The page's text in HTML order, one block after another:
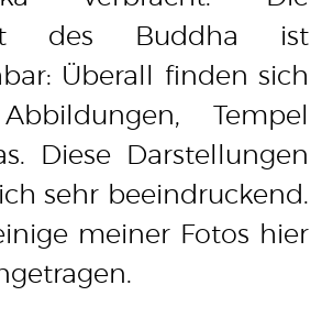
des Buddha ist
Überall finden sich
Tempel
Diese Darstellungen
sehr beeindruckend.
meiner Fotos hier